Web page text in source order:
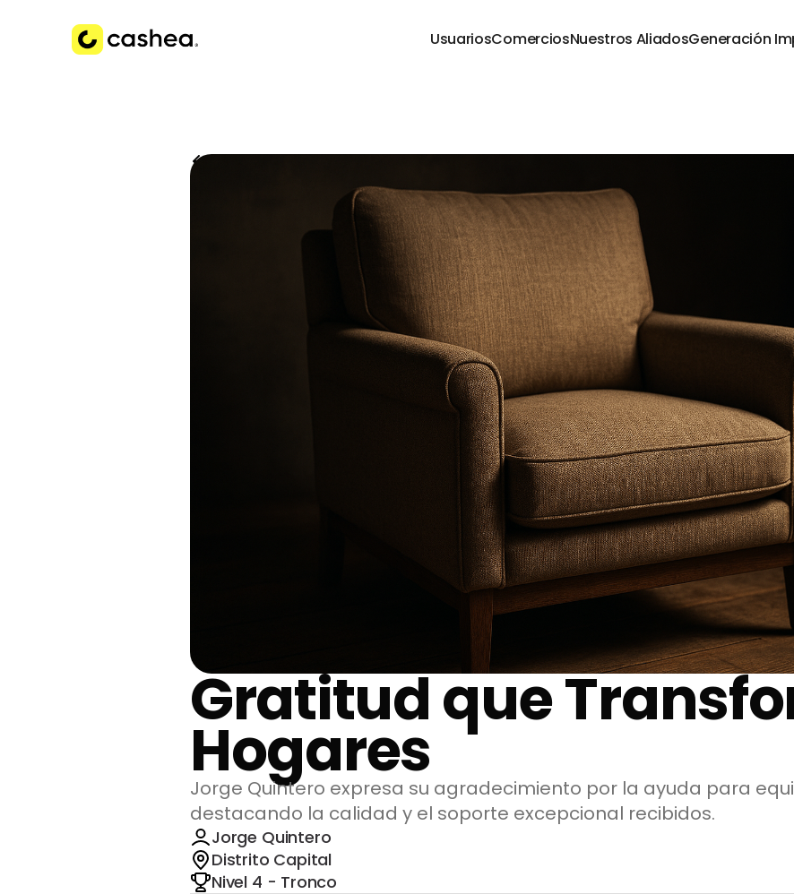
UsuariosComerciosNuestros AliadosGeneración
Volver a Historias
Gratitud que
Hogares
Jorge Quintero expresa su agradecimiento por la ayuda para
destacando la calidad y el soporte excepcional recibidos.
Jorge Quintero
Distrito Capital
Nivel 4 - Tronco